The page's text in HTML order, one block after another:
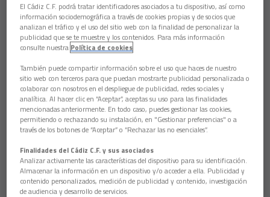
El Cádiz C.F. podrá tratar identificadores asociados a tu dispositivo, así como
información sociodemográfica a través de cookies propias y de socios que
analizan el tráfico y el uso del sitio web con la finalidad de personalizar la
publicidad que se te muestre y los contenidos. Para más información
consulte nuestra Política de cookies
También puede compartir información sobre el uso que haces de nuestro
sitio web con terceros para que puedan mostrarte publicidad personalizada o
colaborar con nosotros en el despliegue de publicidad, redes sociales y
analítica. Al hacer clic en “Aceptar”, aceptas su uso para las finalidades
mencionadas anteriormente. En todo caso, puedes gestionar las cookies,
permitiendo o rechazando su instalación, en "Gestionar preferencias" o a
través de los botones de “Aceptar” o “Rechazar las no esenciales”.
Finalidades del Cádiz C.F. y sus asociados
Analizar activamente las características del dispositivo para su identificación.
Almacenar la información en un dispositivo y/o acceder a ella. Publicidad y
contenido personalizados, medición de publicidad y contenido, investigación
de audiencia y desarrollo de servicios.